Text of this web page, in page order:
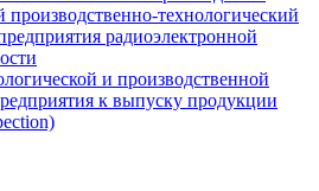
технологический
радиоэлектронной
и производственной
к выпуску продукции